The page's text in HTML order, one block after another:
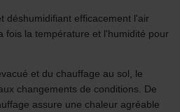
déshumidifiant efficacement l'air
fois la température et l'humidité pour
et du chauffage au sol, le
changements de conditions. De
assure une chaleur agréable